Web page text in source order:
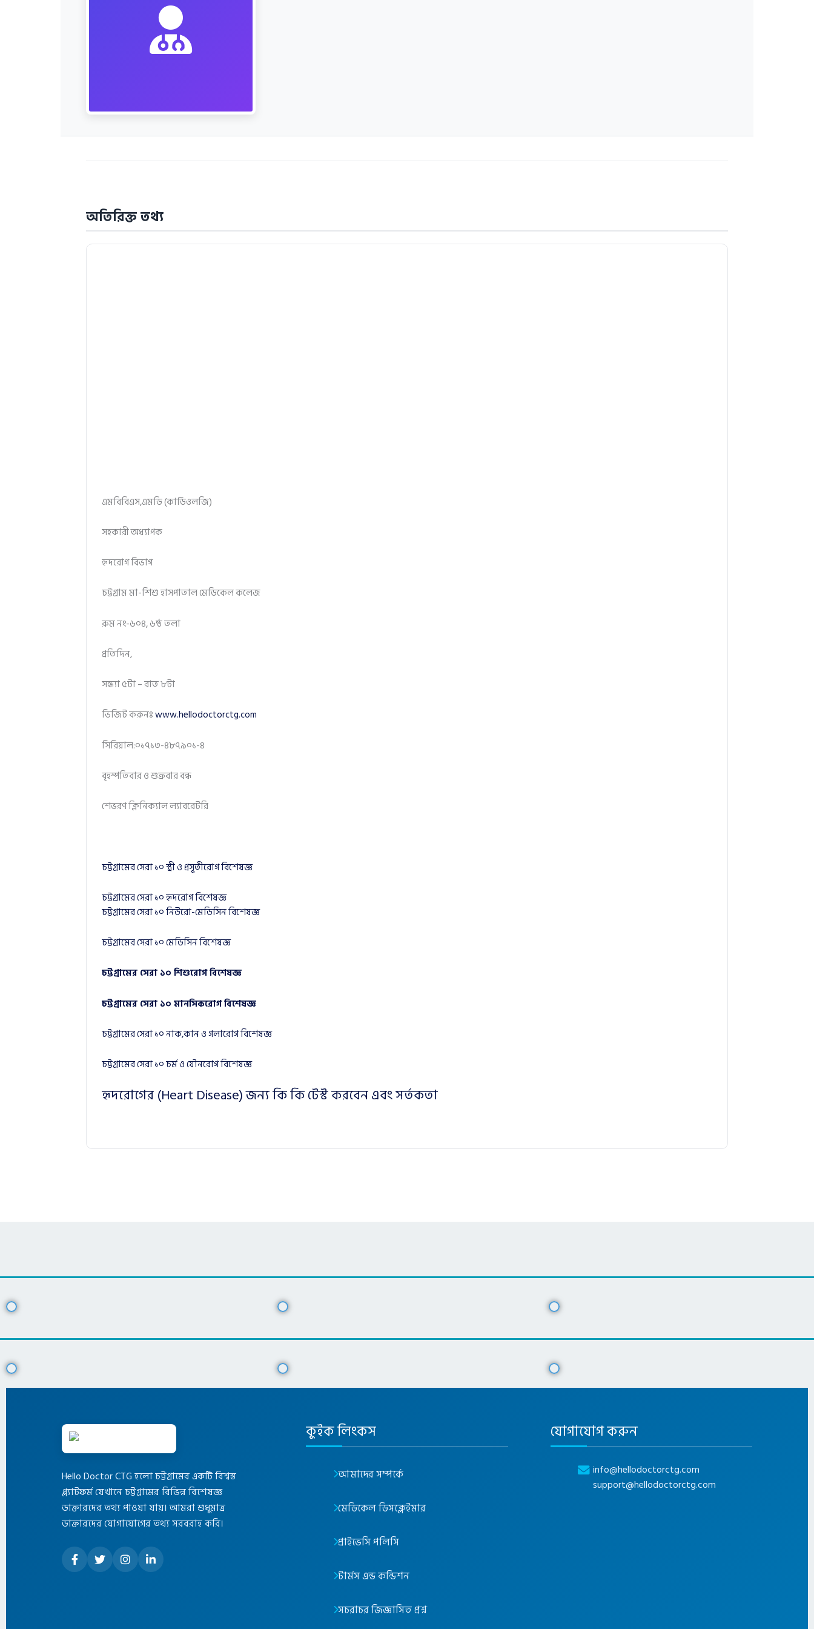
অতিরিক্ত তথ্য
এমবিবিএস,এমডি (কার্ডিওলজি)
সহকারী অধ্যাপক
হৃদরোগ বিভাগ
চট্টগ্রাম মা-শিশু হাসপাতাল মেডিকেল কলেজ
রুম নং-৬০৪, ৬ষ্ঠ তলা
প্রতিদিন,
সন্ধ্যা ৫টা – রাত ৮টা
ভিজিট করুনঃwww.hellodoctorctg.com
সিরিয়াল:০১৭১৩-৪৮৭৯০১-৪
বৃহস্পতিবার ও শুক্রবার বন্ধ
শেভরণ ক্লিনিক্যাল ল্যাবরেটরি
চট্টগ্রামের সেরা ১০ স্ত্রী ও প্রসূতীরোগ বিশেষজ্ঞ
চট্টগ্রামের সেরা ১০ হৃদরোগ বিশেষজ্ঞ
চট্টগ্রামের সেরা ১০ নিউরো-মেডিসিন বিশেষজ্ঞ
চট্টগ্রামের সেরা ১০ মেডিসিন বিশেষজ্ঞ
চট্টগ্রামের সেরা ১০ শিশুরোগ বিশেষজ্ঞ
চট্টগ্রামের সেরা ১০ মানসিকরোগ বিশেষজ্ঞ
চট্টগ্রামের সেরা ১০ নাক,কান ও গলারোগ বিশেষজ্ঞ
চট্টগ্রামের সেরা ১০ চর্ম ও যৌনরোগ বিশেষজ্ঞ
হৃদরোগের (Heart Disease) জন্য কি কি টেস্ট করবেন এবং সর্তকতা
Hello Doctor CTG হলো চট্টগ্রামের একটি বিশ্বস্ত
প্ল্যাটফর্ম যেখানে চট্টগ্রামের বিভিন্ন বিশেষজ্ঞ
ডাক্তারদের তথ্য পাওয়া যায়। আমরা শুধুমাত্র
ডাক্তারদের যোগাযোগের তথ্য সরবরাহ করি।
কুইক লিংকস
আমাদের সম্পর্কে
মেডিকেল ডিসক্লেইমার
প্রাইভেসি পলিসি
টার্মস এন্ড কন্ডিশন
সচরাচর জিজ্ঞাসিত প্রশ্ন
যোগাযোগ করুন
info@hellodoctorctg.com
support@hellodoctorctg.com